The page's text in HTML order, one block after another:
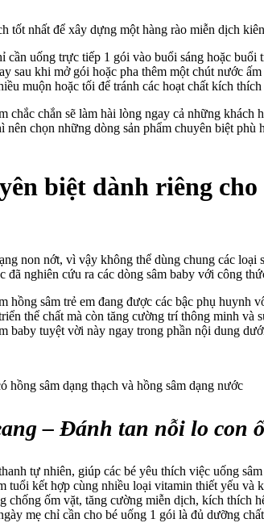
tốt nhất để xây dựng một hàng rào miễn dịch
uống trực tiếp 1 gói vào buổi sáng hoặc buổi
sau khi mở gói hoặc pha thêm một chút nước
muộn hoặc tối để tránh các hoạt chất kích
chắc chắn sẽ làm hài lòng ngay cả những khách
chọn những dòng sản phẩm chuyên biệt phù
biệt dành riêng
non nớt, vì vậy không thể dùng chung các loại
đã nghiên cứu ra các dòng sâm baby với công
hồng sâm trẻ em đang được các bậc phụ huynh
thể chất mà còn tăng cường trí thông minh và
baby tuyệt vời này ngay trong phần nội dung
hồng sâm dạng thạch và hồng sâm dạng nước
– Đánh tan nỗi lo con
tự nhiên, giúp các bé yêu thích việc uống
tuổi kết hợp cùng nhiều loại vitamin thiết yếu và
chống ốm vặt, tăng cường miễn dịch, kích thích
mẹ chỉ cần cho bé uống 1 gói là đủ dưỡng